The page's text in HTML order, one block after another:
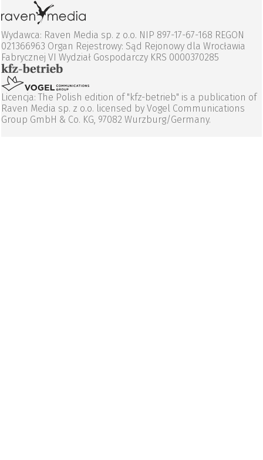
Wydawca: Raven Media sp. z o.o. NIP 897-17-67-168 REGON
021366963 Organ Rejestrowy: Sąd Rejonowy dla Wrocławia
Fabrycznej VI Wydział Gospodarczy KRS 0000370285
Licencja: The Polish edition of "kfz-betrieb" is a publication of
Raven Media sp. z o.o. licensed by Vogel Communications
Group GmbH & Co. KG, 97082 Wurzburg/Germany.